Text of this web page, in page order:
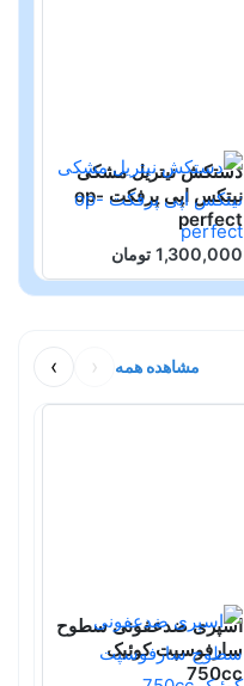
دستکش نیتریل مشکی
نیتکس اپی پرفکت op-
perfect
1,300,000 تومان
مشاهده همه ‹
›
اسپری ضدعفونی سطوح
سارفوسپت کوئیک
750cc